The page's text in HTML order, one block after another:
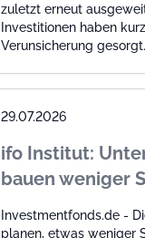
zuletzt erneut
Investitionen haben
Verunsicherung gesorgt.
29.07.2026
ifo Institut:
bauen weniger
Investmentfonds.de -
planen, etwas weniger